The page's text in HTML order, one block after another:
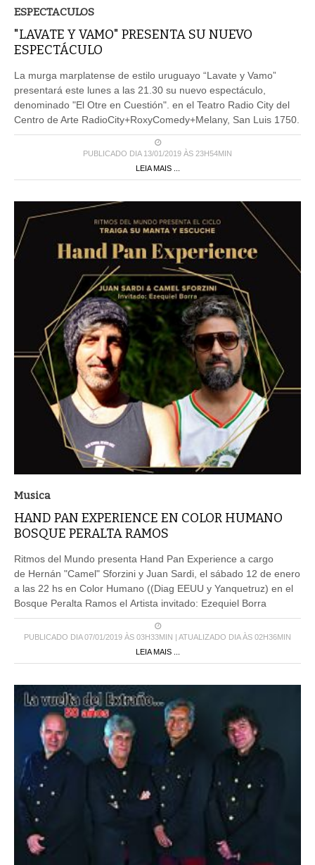
ESPECTACULOS
"LAVATE Y VAMO" PRESENTA SU NUEVO
ESPECTÁCULO
La murga marplatense de estilo uruguayo “Lavate y Vamo”
presentará este lunes a las 21.30 su nuevo espectáculo,
denominado "El Otre en Cuestión". en el Teatro Radio City del
Centro de Arte RadioCity+RoxyComedy+Melany, San Luis 1750.
PUBLICADO DIA 13/01/2019 ÀS 23H54MIN
LEIA MAIS ...
Musica
HAND PAN EXPERIENCE EN COLOR HUMANO
BOSQUE PERALTA RAMOS
Ritmos del Mundo presenta Hand Pan Experience a cargo
de Hernán "Camel" Sforzini y Juan Sardi, el sábado 12 de enero
a las 22 hs en Color Humano ((Diag EEUU y Yanquetruz) en el
Bosque Peralta Ramos el Artista invitado: Ezequiel Borra
PUBLICADO DIA 07/01/2019 ÀS 03H33MIN | ATUALIZADO DIA ÀS 02H36MIN
LEIA MAIS ...